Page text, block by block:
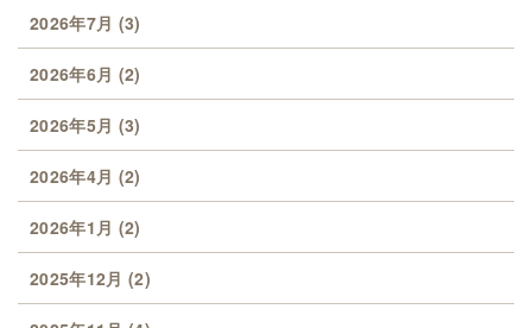
2026年7月 (3)
2026年6月 (2)
2026年5月 (3)
2026年4月 (2)
2026年1月 (2)
2025年12月 (2)